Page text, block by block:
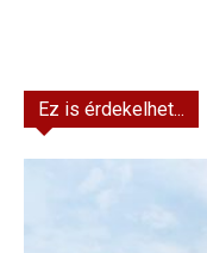
Ez is érdekelhet...